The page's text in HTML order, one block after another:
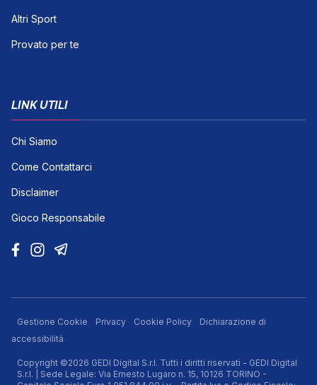
Altri Sport
Provato per te
LINK UTILI
Chi Siamo
Come Contattarci
Disclaimer
Gioco Responsabile
Gestione Cookie Privacy Cookie Policy
Dichiarazione di
accessibilità
Copyright ©2026 GEDI Digital S.r.l. Tutti i diritti riservati - GEDI Digital
S.r.l. | Sede Legale: Via Ernesto Lugaro n. 15, 10126 TORINO -